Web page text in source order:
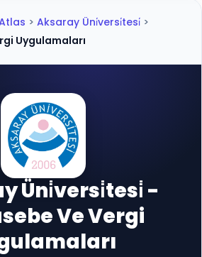
> Aksaray Üni̇versi̇tesi̇ >
Uygulamaları
Üni̇versi̇tesi̇ -
Ve Vergi